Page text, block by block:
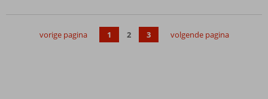
vorige pagina 1 2 3 volgende pagina